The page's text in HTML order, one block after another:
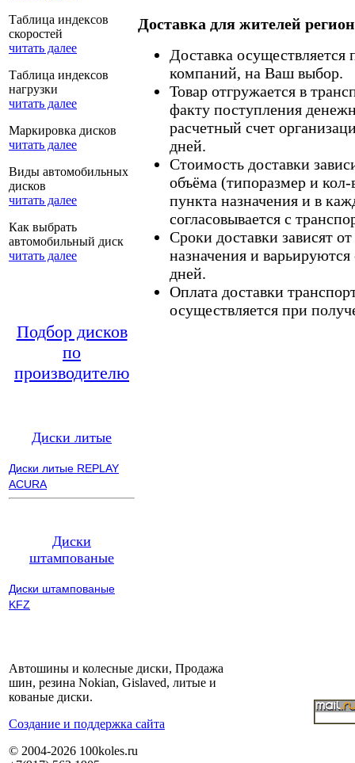
Таблица индексов
скоростей
читать далее
Таблица индексов
нагрузки
читать далее
Маркировка дисков
читать далее
Виды автомобильных
дисков
читать далее
Как выбрать
автомобильный диск
читать далее
Подбор дисков
по
производителю
Диски литые
Диски литые REPLAY
ACURA
Диски
штампованые
Диски штампованые
KFZ
Доставка для жителей
Доставка
компаний, на Ваш выбор.
Товар отгружается в
факту поступления
расчетный счет
дней.
Стоимость доставки
объёма (типоразмер и кол-
пункта назначения и в
согласовывается с
Сроки доставки зависят
назначения и
дней.
Оплата доставки
осуществляется при
Автошины и колесные диски, Продажа
шин, резина Nokian, Gislaved, литые и
кованые диски.
Cоздание и поддержка сайта
© 2004-2026 100koles.ru